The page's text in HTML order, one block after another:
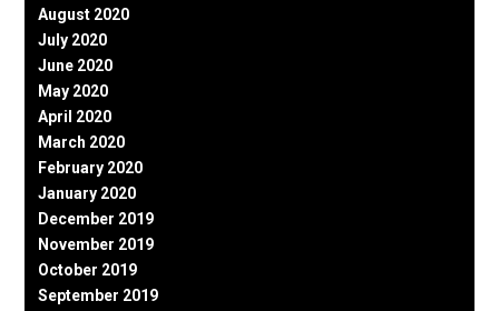
August 2020
July 2020
June 2020
May 2020
April 2020
March 2020
February 2020
January 2020
December 2019
November 2019
October 2019
September 2019